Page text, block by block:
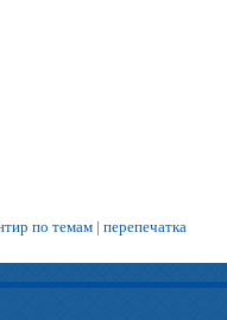
по темам | перепечатка